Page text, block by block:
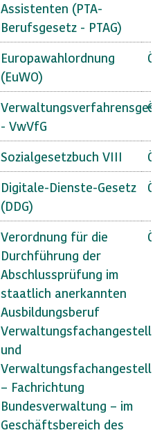
Assistenten (PTA-
Berufsgesetz - PTAG)
Europawahlordnung
(EuWO)
- VwVfG
Sozialgesetzbuch VIII
Digitale-Dienste-Gesetz
(DDG)
Verordnung für die
Durchführung der
Abschlussprüfung im
staatlich anerkannten
Ausbildungsberuf
und
– Fachrichtung
Bundesverwaltung – im
Geschäftsbereich des